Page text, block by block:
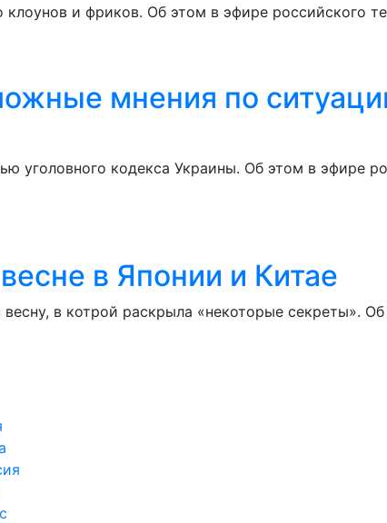
и фриков. Об этом в эфире российского
мнения по
уголовного кодекса Украины. Об этом в эфире
в Японии и Китае
в котрой раскрыла «некоторые секреты».